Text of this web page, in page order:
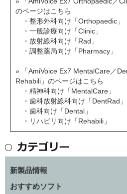
のページはこちら
・整形外科向け「Orthopaedic」
・一般診療向け「Clinic」
・放射線科向け「Rad」
・調整薬局向け「Pharmacy」
» 「AmiVoice Ex7 MentalCare／
Rehabili」のページはこちら
・精神科向け「MentalCare」
・歯科放射線科向け「DentRad」
・歯科向け「Dental」
・リハビリ向け「Rehabili」
新製品情報
おすすめソフト